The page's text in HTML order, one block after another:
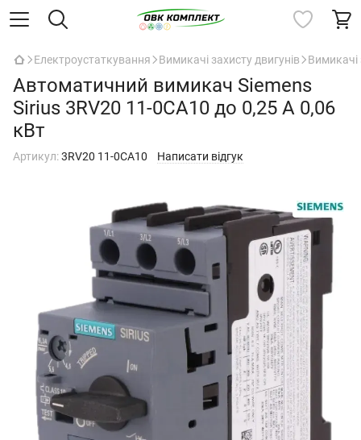
Електроустаткування Вимикачі захисту двигунів Вимикачі
Автоматичний вимикач Siemens
Sirius 3RV20 11-0CA10 до 0,25 А 0,06
кВт
Артикул:3RV20 11-0CA10 Написати відгук